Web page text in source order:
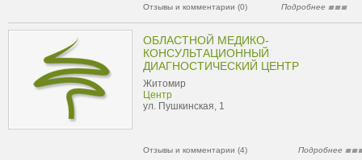
Отзывы и комментарии (0) Подробнее
ОБЛАСТНОЙ МЕДИКО-
КОНСУЛЬТАЦИОННЫЙ
ДИАГНОСТИЧЕСКИЙ ЦЕНТР
Житомир
Центр
ул. Пушкинская, 1
Отзывы и комментарии (4) Подробнее